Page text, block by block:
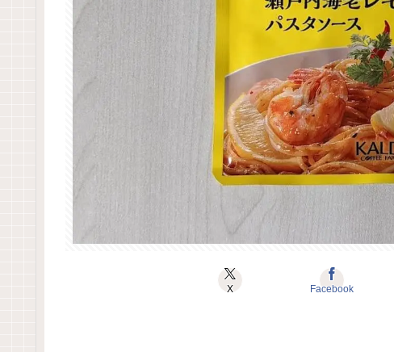
X Facebook